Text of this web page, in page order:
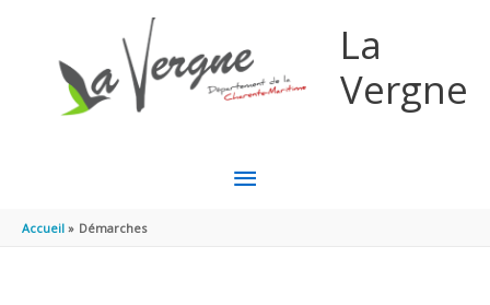
La
Vergne
MENU
Accueil Démarches